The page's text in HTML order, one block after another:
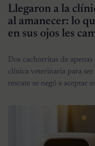
Llegaron a la
al amanecer: lo
en sus ojos les
Dos cachorritas de
clínica veterinaria para
rescate se negó a aceptar